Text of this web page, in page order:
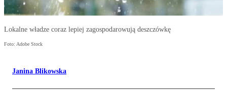
Lokalne władze coraz lepiej zagospodarowują deszczówkę
Foto: Adobe Stock
Janina Blikowska